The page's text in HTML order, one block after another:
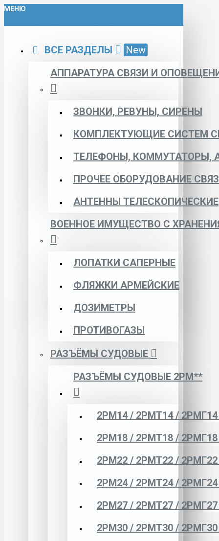
МЕНЮ
ВСЕ РАЗДЕЛЫ
New
АППАРАТУРА СВЯЗИ И
ЗВОНКИ, РЕВУНЫ, СИРЕНЫ
КОМПЛЕКТУЮЩИЕ СИСТЕМ
ТЕЛЕФОНЫ, КОММУТАТОРЫ,
ПРОЧЕЕ ОБОРУДОВАНИЕ
АНТЕННЫ ТЕЛЕСКОПИЧЕСКИЕ
ВОЕННОЕ ИМУЩЕСТВО С
ЛОПАТКИ САПЕРНЫЕ
ФЛЯЖКИ АРМЕЙСКИЕ
ДОЗИМЕТРЫ
ПРОТИВОГАЗЫ
РАЗЪЁМЫ СУДОВЫЕ
РАЗЪЁМЫ СУДОВЫЕ 2РМ**
2РМ14 / 2РМТ14 /
2РМ18 / 2РМТ18 /
2РМ22 / 2РМТ22 /
2РМ24 / 2РМТ24 /
2РМ27 / 2РМТ27 /
2РМ30 / 2РМТ30 /